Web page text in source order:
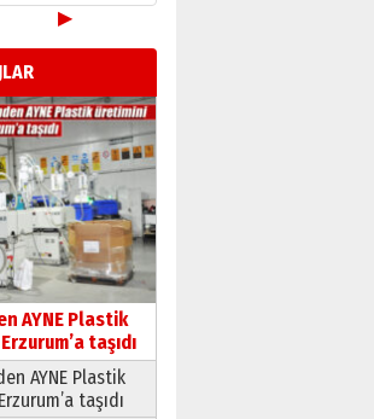
köşe taşları
2026 Pazartesi
GÜLERCİ
ERKON’da
taşırken,
aşağı
BOZKURT
bir şehir, bir
kimin
2026 Salı
Yılmaz
BİR ÖMÜR
▶
AYNE Plastik
taşıdı
AYNE Plastik
taşıdı